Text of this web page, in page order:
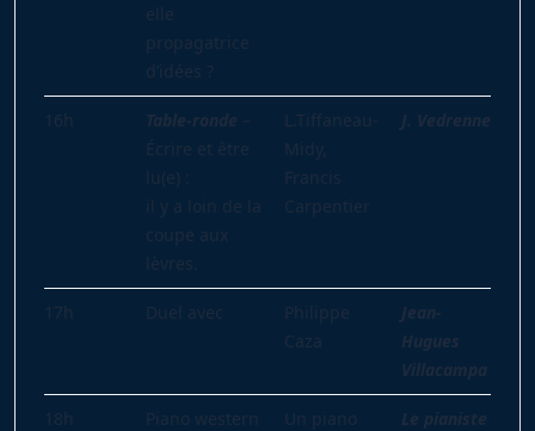
elle
propagatrice
d’idées ?
16h Table-ronde
Écrire et être
lu(e) :
il y a loin de la
coupe aux
lèvres.
L.Tiffaneau-
Midy,
Francis
Carpentier
J. Vedrenne
17h Duel avec
Philippe
Caza
Jean-
Hugues
Villacampa
18h Piano western
Un piano
Le pianiste